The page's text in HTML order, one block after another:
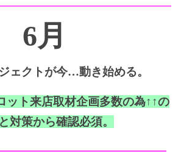
6月
ェクトが今…動き始める。
ット来店取材企画多数の為↑↑の
対策から確認必須。